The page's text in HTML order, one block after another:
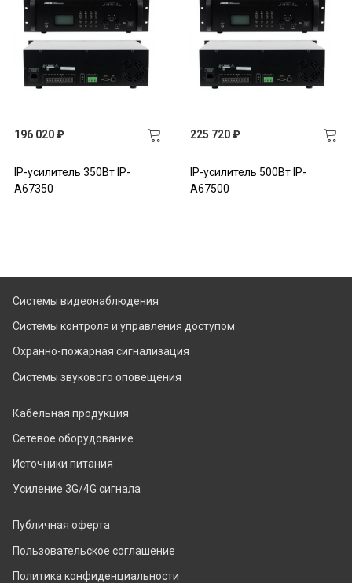
196 020 ₽
IP-усилитель 350Вт IP-
A67350
225 720 ₽
IP-усилитель 500Вт IP-
A67500
Системы видеонаблюдения
Системы контроля и управления доступом
Охранно-пожарная сигнализация
Системы звукового оповещения
Кабельная продукция
Сетевое оборудование
Источники питания
Усиление 3G/4G сигнала
Публичная оферта
Пользовательское соглашение
Политика конфиденциальности